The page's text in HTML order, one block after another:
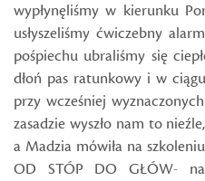
wypłynęliśmy w kierunku
usłyszeliśmy ćwiczebny
pośpiechu ubraliśmy się
dłoń pas ratunkowy i w
przy wcześniej
zasadzie wyszło nam to
a Madzia mówiła na
OD STÓP DO GŁÓW-